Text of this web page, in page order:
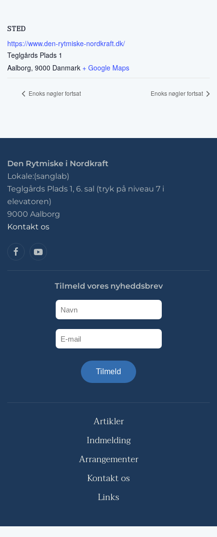
STED
https://www.den-rytmiske-nordkraft.dk/
Teglgårds Plads 1
Aalborg, 9000 Danmark + Google Maps
Enoks nøgler fortsat Enoks nøgler fortsat
Den Rytmiske i Nordkraft
Lokale:(sanglab)
Teglgårds Plads 1, 6. sal (tryk på niveau 7 i
elevatoren)
9000 Aalborg
Kontakt os
Tilmeld vores nyheddsbrev
Tilmeld
Artikler
Indmelding
Arrangementer
Kontakt os
Links